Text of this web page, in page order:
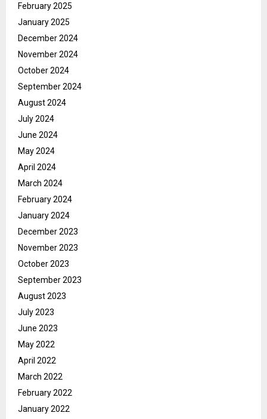
February 2025
January 2025
December 2024
November 2024
October 2024
September 2024
August 2024
July 2024
June 2024
May 2024
April 2024
March 2024
February 2024
January 2024
December 2023
November 2023
October 2023
September 2023
August 2023
July 2023
June 2023
May 2022
April 2022
March 2022
February 2022
January 2022